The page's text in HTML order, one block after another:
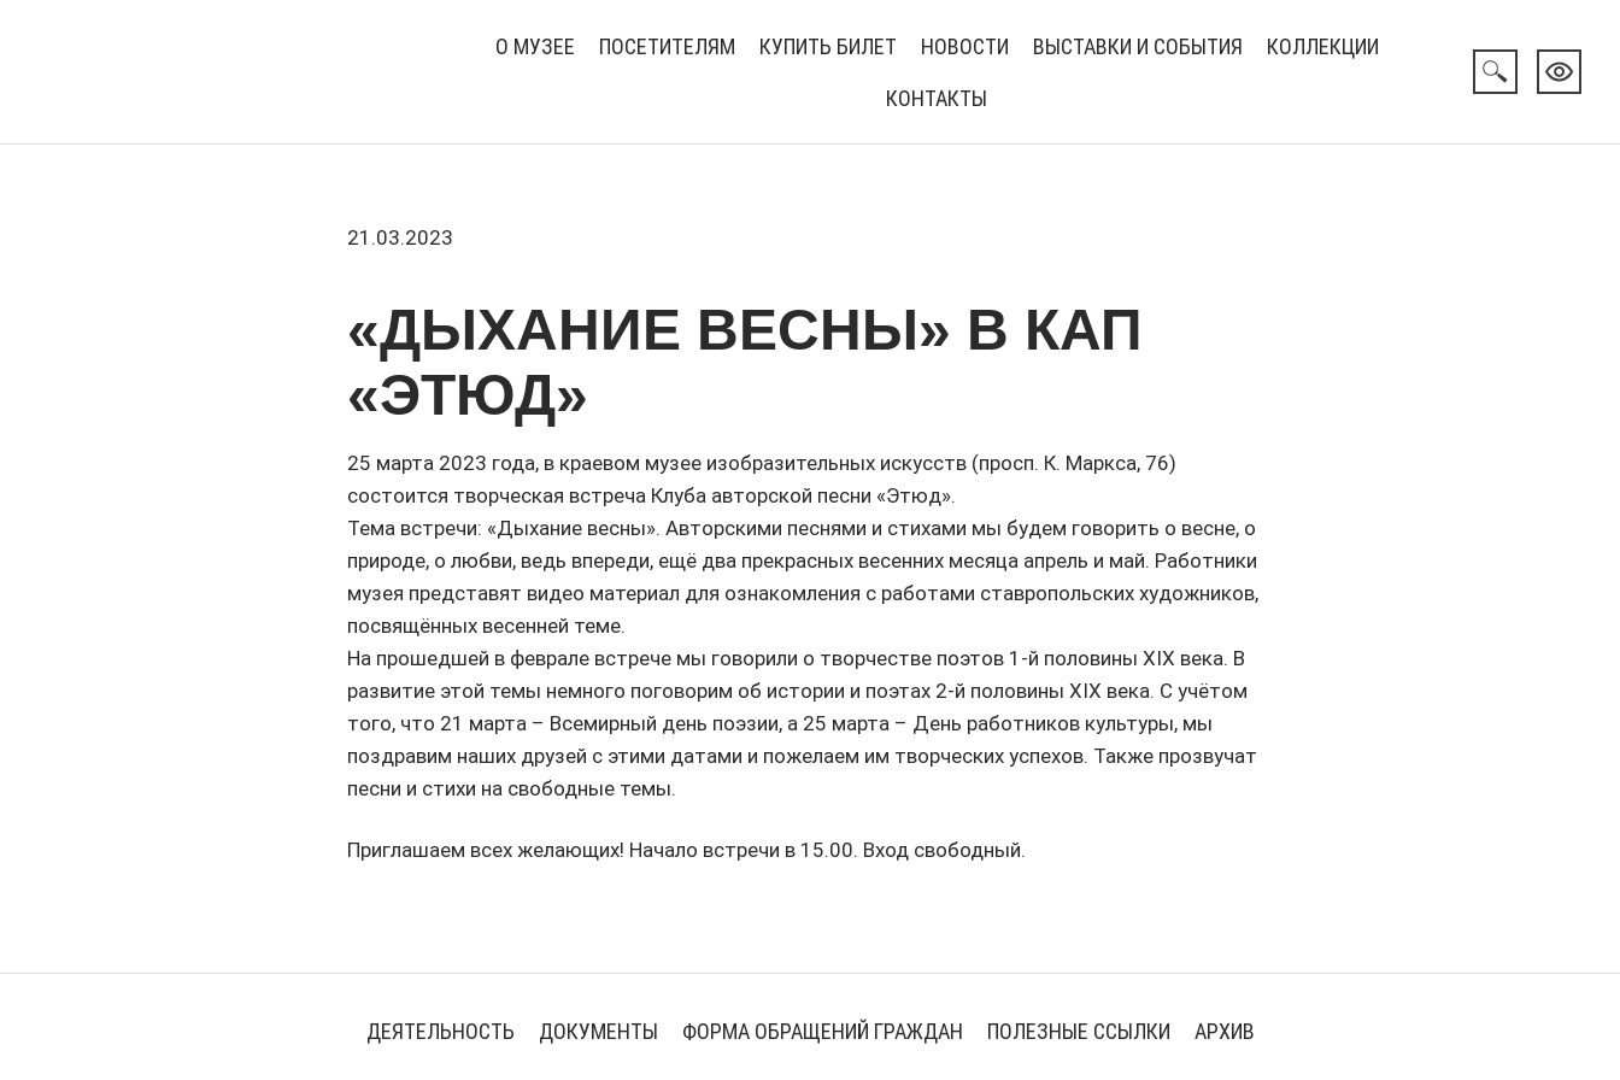
О МУЗЕЕ ПОСЕТИТЕЛЯМ КУПИТЬ БИЛЕТ НОВОСТИ ВЫСТАВКИ И СОБЫТИЯ КОЛЛЕКЦИИ
КОНТАКТЫ
21.03.2023
«ДЫХАНИЕ ВЕСНЫ» В КАП
«ЭТЮД»
25 марта 2023 года, в краевом музее изобразительных искусств (просп. К. Маркса, 76)
состоится творческая встреча Клуба авторской песни «Этюд».
Тема встречи: «Дыхание весны». Авторскими песнями и стихами мы будем говорить о весне, о
природе, о любви, ведь впереди, ещё два прекрасных весенних месяца апрель и май. Работники
музея представят видео материал для ознакомления с работами ставропольских художников,
посвящённых весенней теме.
На прошедшей в феврале встрече мы говорили о творчестве поэтов 1-й половины XIX века. В
развитие этой темы немного поговорим об истории и поэтах 2-й половины XIX века. С учётом
того, что 21 марта – Всемирный день поэзии, а 25 марта – День работников культуры, мы
поздравим наших друзей с этими датами и пожелаем им творческих успехов. Также прозвучат
песни и стихи на свободные темы.
Приглашаем всех желающих! Начало встречи в 15.00. Вход свободный.
ДЕЯТЕЛЬНОСТЬ ДОКУМЕНТЫ ФОРМА ОБРАЩЕНИЙ ГРАЖДАН ПОЛЕЗНЫЕ ССЫЛКИ АРХИВ